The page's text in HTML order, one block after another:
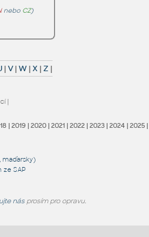
nebo CZ)
|V|W|X |Z |
|
| 2019| 2020| 2021| 2022| 2023| 2024| 2025|
maďarsky)
ze SAP
násprosím pro opravu.